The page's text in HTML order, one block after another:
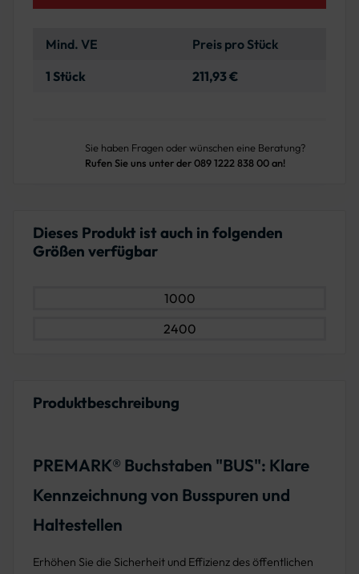
Mind. VE
Preis pro Stück
1 Stück
211,93 €
Sie haben Fragen oder wünschen eine Beratung?
Rufen Sie uns unter der 089 1222 838 00 an!
Dieses Produkt ist auch in folgenden
Größen verfügbar
1000
2400
Produktbeschreibung
PREMARK® Buchstaben "BUS": Klare
Kennzeichnung von Busspuren und
Haltestellen
Erhöhen Sie die Sicherheit und Effizienz des öffentlichen